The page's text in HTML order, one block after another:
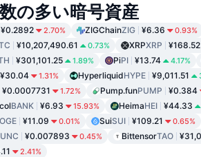
の多い暗号資産
¥0.2892 2.70% ZIGChainZIG ¥6.36 0.93%
¥10,207,490.61 0.73% XRPXRP ¥168.52
¥301,101.25 1.89% PiPI ¥13.74 4.17%
¥30.04 1.31% HyperliquidHYPE ¥9,011.51
¥0.0007731 1.72% Pump.funPUMP ¥0.384
BANK ¥6.93 15.93% HeimaHEI ¥44.33
¥11.09 0.01% SuiSUI ¥109.21 0.65%
¥0.007893 0.45% BittensorTAO
2.41%